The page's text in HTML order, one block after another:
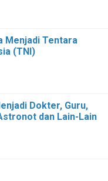
Menjadi Tentara
(TNI)
Dokter, Guru,
dan Lain-Lain